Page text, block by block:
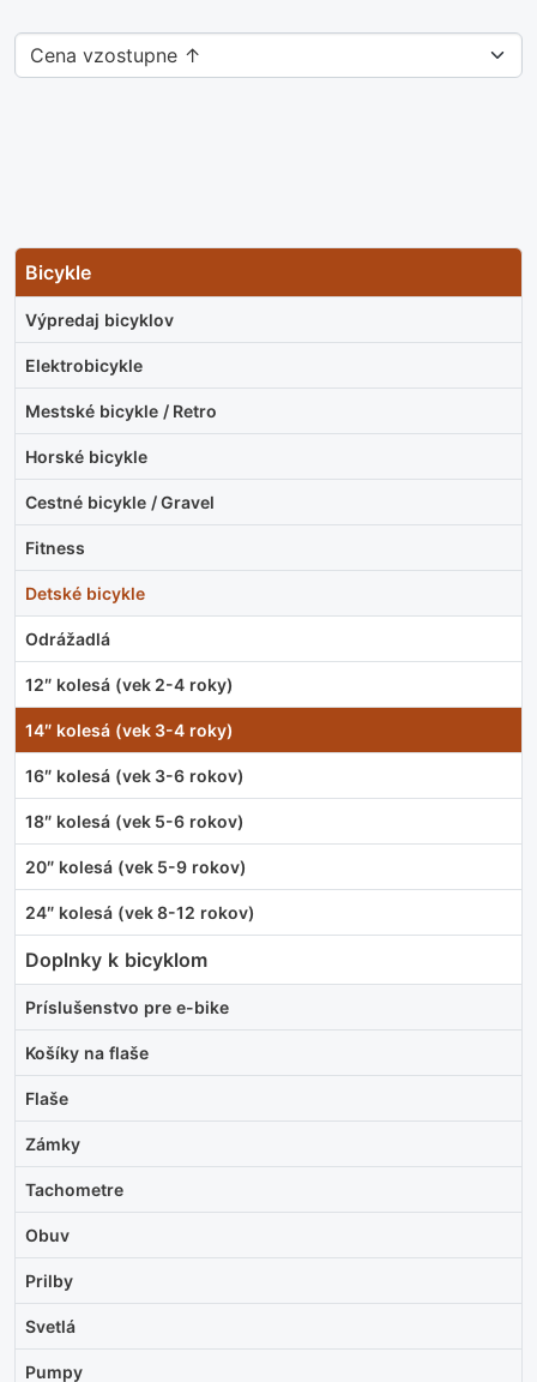
Bicykle
Výpredaj bicyklov
Elektrobicykle
Mestské bicykle / Retro
Horské bicykle
Cestné bicykle / Gravel
Fitness
Detské bicykle
Odrážadlá
12″ kolesá (vek 2-4 roky)
14″ kolesá (vek 3-4 roky)
16″ kolesá (vek 3-6 rokov)
18″ kolesá (vek 5-6 rokov)
20″ kolesá (vek 5-9 rokov)
24″ kolesá (vek 8-12 rokov)
Doplnky k bicyklom
Príslušenstvo pre e-bike
Košíky na flaše
Flaše
Zámky
Tachometre
Obuv
Prilby
Svetlá
Pumpy